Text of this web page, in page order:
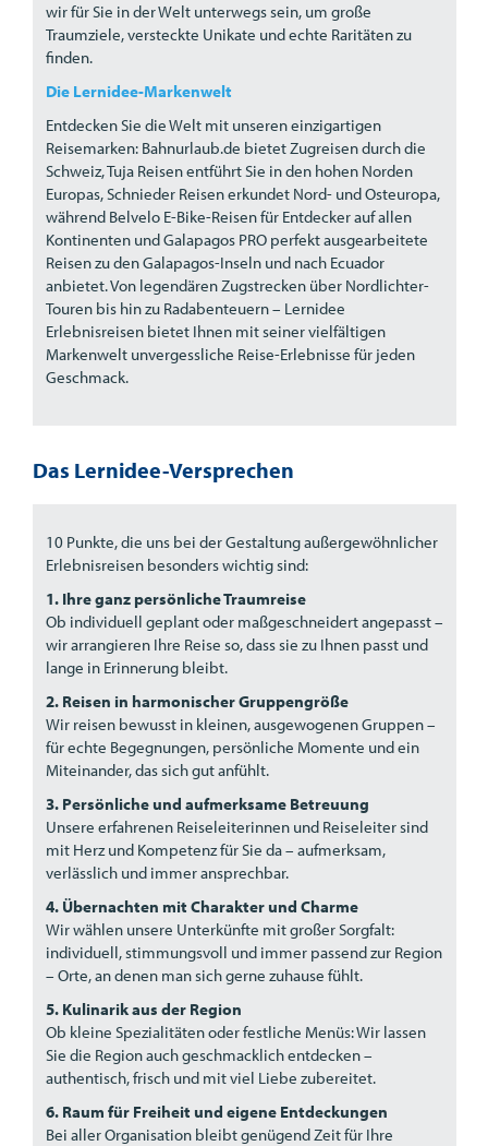
wir für Sie in der Welt unterwegs sein, um große
Traumziele, versteckte Unikate und echte Raritäten zu
finden.
Die Lernidee-Markenwelt
Entdecken Sie die Welt mit unseren einzigartigen
Reisemarken: Bahnurlaub.de bietet Zugreisen durch die
Schweiz, Tuja Reisen entführt Sie in den hohen Norden
Europas, Schnieder Reisen erkundet Nord- und Osteuropa,
während Belvelo E-Bike-Reisen für Entdecker auf allen
Kontinenten und Galapagos PROperfekt ausgearbeitete
Reisen zu den Galapagos-Inseln und nach Ecuador
anbietet. Von legendären Zugstrecken über Nordlichter-
Touren bis hin zu Radabenteuern – Lernidee
Erlebnisreisen bietet Ihnen mit seiner vielfältigen
Markenwelt unvergessliche Reise-Erlebnisse für jeden
Geschmack.
Das Lernidee-Versprechen
10 Punkte, die uns bei der Gestaltung außergewöhnlicher
Erlebnisreisen besonders wichtig sind:
1. Ihre ganz persönliche Traumreise
Ob individuell geplant oder maßgeschneidert angepasst –
wir arrangieren Ihre Reise so, dass sie zu Ihnen passt und
lange in Erinnerung bleibt.
2. Reisen in harmonischer Gruppengröße
Wir reisen bewusst in kleinen, ausgewogenen Gruppen –
für echte Begegnungen, persönliche Momente und ein
Miteinander, das sich gut anfühlt.
3. Persönliche und aufmerksame Betreuung
Unsere erfahrenen Reiseleiterinnen und Reiseleiter sind
mit Herz und Kompetenz für Sie da – aufmerksam,
verlässlich und immer ansprechbar.
4. Übernachten mit Charakter und Charme
Wir wählen unsere Unterkünfte mit großer Sorgfalt:
individuell, stimmungsvoll und immer passend zur Region
– Orte, an denen man sich gerne zuhause fühlt.
5. Kulinarik aus der Region
Ob kleine Spezialitäten oder festliche Menüs: Wir lassen
Sie die Region auch geschmacklich entdecken –
authentisch, frisch und mit viel Liebe zubereitet.
6. Raum für Freiheit und eigene Entdeckungen
Bei aller Organisation bleibt genügend Zeit für Ihre